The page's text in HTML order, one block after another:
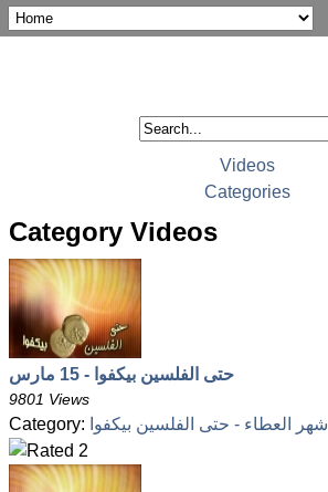
Videos
Categories
Category Videos
حتى الفلسين بيكفوا - 15 مارس
9801 Views
Category: شهر العطاء - حتى الفلسين بيكفوا